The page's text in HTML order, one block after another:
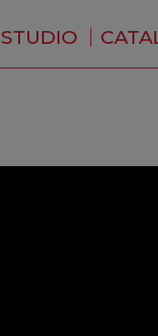
STUDIO
QUI SOMMES-